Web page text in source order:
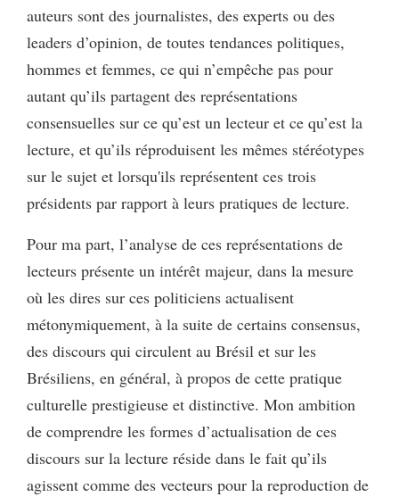
auteurs sont des journalistes, des experts ou des
leaders d’opinion, de toutes tendances politiques,
hommes et femmes, ce qui n’empêche pas pour
autant qu’ils partagent des représentations
consensuelles sur ce qu’est un lecteur et ce qu’est la
lecture, et qu’ils réproduisent les mêmes stéréotypes
sur le sujet et lorsqu'ils représentent ces trois
présidents par rapport à leurs pratiques de lecture.
Pour ma part, l’analyse de ces représentations de
lecteurs présente un intérêt majeur, dans la mesure
où les dires sur ces politiciens actualisent
métonymiquement, à la suite de certains consensus,
des discours qui circulent au Brésil et sur les
Brésiliens, en général, à propos de cette pratique
culturelle prestigieuse et distinctive. Mon ambition
de comprendre les formes d’actualisation de ces
discours sur la lecture réside dans le fait qu’ils
agissent comme des vecteurs pour la reproduction de